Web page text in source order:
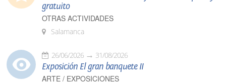
gratuito
OTRAS ACTIVIDADES
Salamanca
26/06/2026 31/08/2026
Exposición El gran banquete II
ARTE / EXPOSICIONES